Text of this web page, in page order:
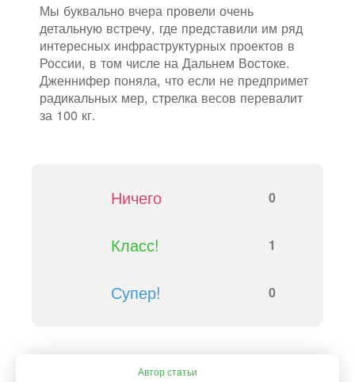
Мы буквально вчера провели очень
детальную встречу, где представили им ряд
интересных инфраструктурных проектов в
России, в том числе на Дальнем Востоке.
Дженнифер поняла, что если не предпримет
радикальных мер, стрелка весов перевалит
за 100 кг.
Ничего 0
Класс! 1
Супер! 0
Автор статьи